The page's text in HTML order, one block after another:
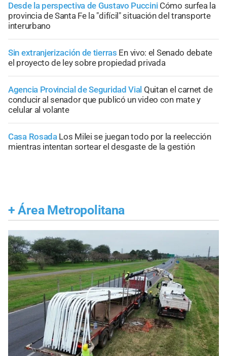
Desde la perspectiva de Gustavo Puccini Cómo surfea la
provincia de Santa Fe la "difícil" situación del transporte
interurbano
Sin extranjerización de tierras En vivo: el Senado debate
el proyecto de ley sobre propiedad privada
Agencia Provincial de Seguridad Vial Quitan el carnet de
conducir al senador que publicó un video con mate y
celular al volante
Casa Rosada Los Milei se juegan todo por la reelección
mientras intentan sortear el desgaste de la gestión
+ Área Metropolitana